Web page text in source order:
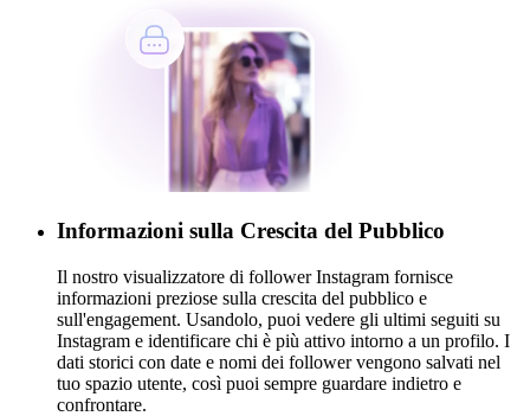
Informazioni sulla Crescita del Pubblico
Il nostro visualizzatore di follower Instagram fornisce
informazioni preziose sulla crescita del pubblico e
sull'engagement. Usandolo, puoi vedere gli ultimi seguiti su
Instagram e identificare chi è più attivo intorno a un profilo. I
dati storici con date e nomi dei follower vengono salvati nel
tuo spazio utente, così puoi sempre guardare indietro e
confrontare.